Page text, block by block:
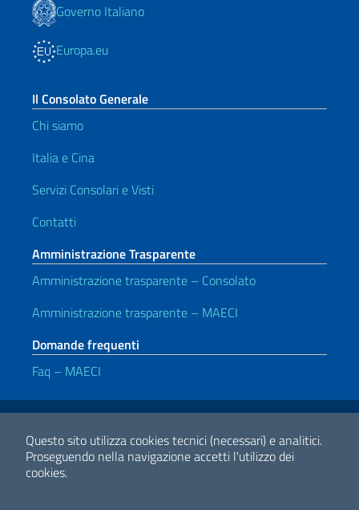
Questo sito utilizza cookies tecnici (necessari) e analitici.
Proseguendo nella navigazione accetti l'utilizzo dei
cookies.
Governo Italiano
Europa.eu
Il Consolato Generale
Chi siamo
Italia e Cina
Servizi Consolari e Visti
Contatti
Amministrazione Trasparente
Amministrazione trasparente – Consolato
Amministrazione trasparente – MAECI
Domande frequenti
Faq – MAECI
Link Utili